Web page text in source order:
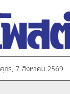
ศุกร์, 7 สิงหาคม 2569